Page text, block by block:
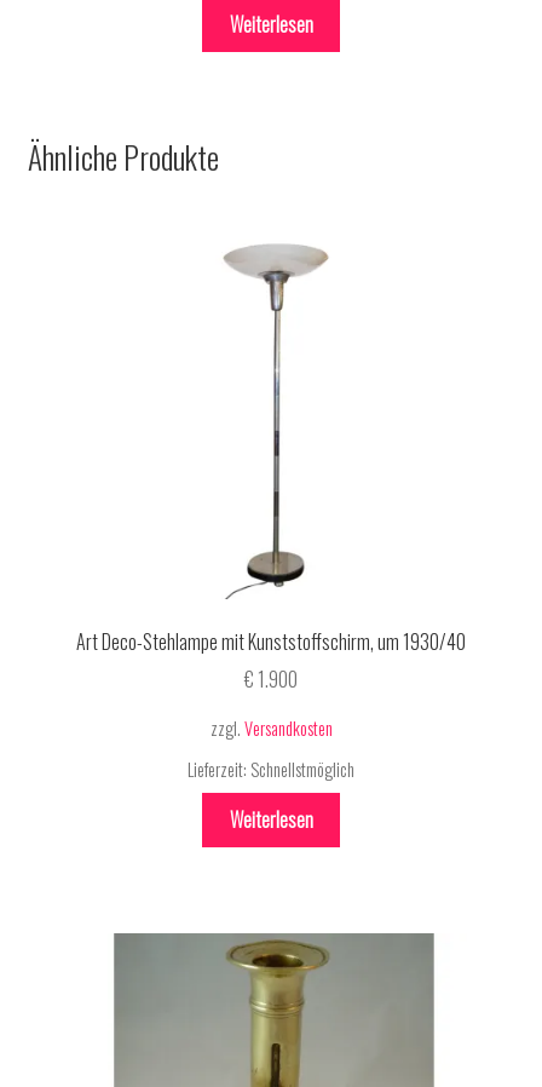
Weiterlesen
Ähnliche Produkte
Art Deco-Stehlampe mit Kunststoffschirm, um 1930/40
€ 1.900
zzgl.Versandkosten
Lieferzeit: Schnellstmöglich
Weiterlesen